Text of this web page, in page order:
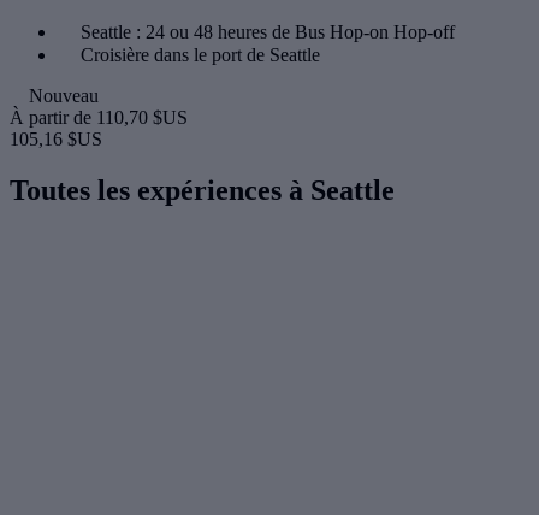
Seattle : 24 ou 48 heures de Bus Hop-on Hop-off
Croisière dans le port de Seattle
Nouveau
À partir de 110,70 $US
105,16 $US
Toutes les expériences à Seattle